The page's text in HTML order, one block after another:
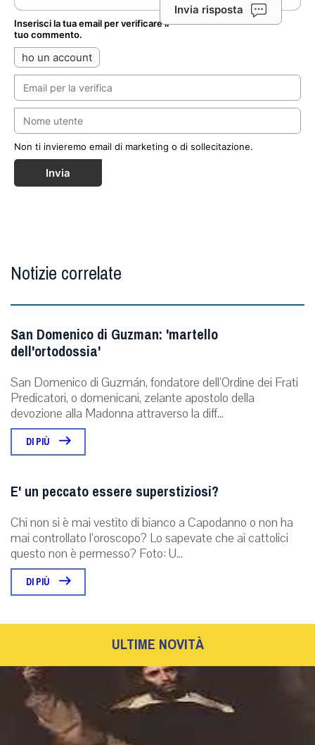
Invia risposta
Inserisci la tua email per verificare il
tuo commento.
ho un account
Non ti invieremo email di marketing o di sollecitazione.
Invia
Notizie correlate
San Domenico di Guzman: 'martello
dell'ortodossia'
San Domenico di Guzmán, fondatore dell’Ordine dei Frati
Predicatori, o domenicani, zelante apostolo della
devozione alla Madonna attraverso la diff...
DI PIÙ
E' un peccato essere superstiziosi?
Chi non si è mai vestito di bianco a Capodanno o non ha
mai controllato l’oroscopo? Lo sapevate che ai cattolici
questo non è permesso? Foto: U...
DI PIÙ
ULTIME NOVITÀ